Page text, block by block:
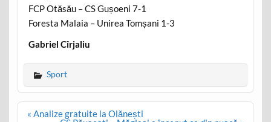
FCP Otăsău – CS Gușoeni 7-1
Foresta Malaia – Unirea Tomșani 1-3
Gabriel Cîrjaliu
Sport
Post
« Analize gratuite la Olănești